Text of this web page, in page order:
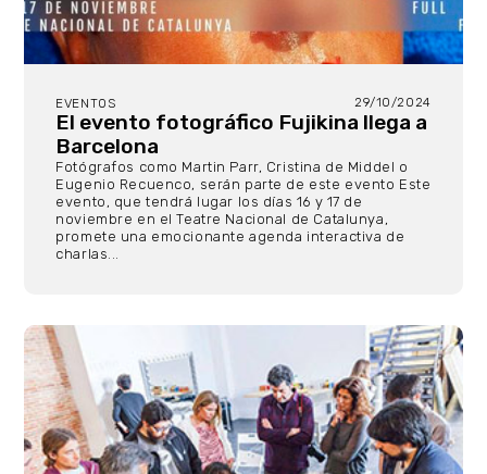
EVENTOS 29/10/2024
El evento fotográfico Fujikina llega a
Barcelona
Fotógrafos como Martin Parr, Cristina de Middel o
Eugenio Recuenco, serán parte de este evento Este
evento, que tendrá lugar los días 16 y 17 de
noviembre en el Teatre Nacional de Catalunya,
promete una emocionante agenda interactiva de
charlas...